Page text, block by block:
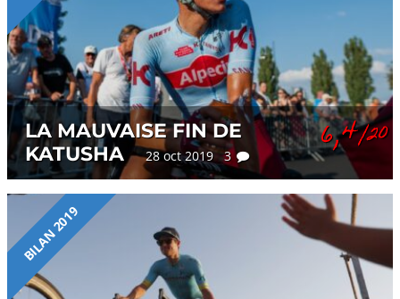
LA MAUVAISE FIN DE
KATUSHA
28 oct 2019 3
6,4/20
BILAN 2019